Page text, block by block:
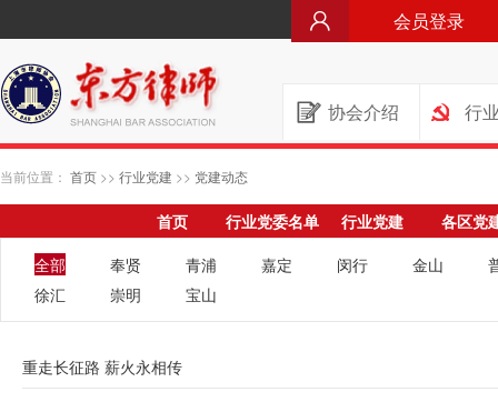
会员登录
协会介绍 行
当前位置： 首页 >> 行业党建 >> 党建动态
首页 行业党委名单 行业党建
各区党
全部
奉贤 青浦 嘉定 闵行 金山
徐汇
崇明 宝山
重走长征路 薪火永相传